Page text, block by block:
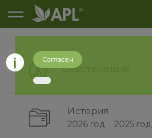
Действующие
История
2026 год 2025 год
Согласен